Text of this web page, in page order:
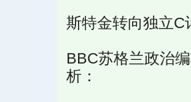
斯特金转向独立C
BBC苏格兰政治
析：